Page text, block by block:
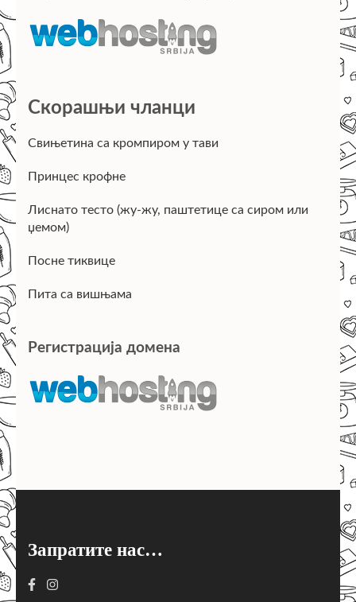
Скорашњи чланци
Свињетина са кромпиром у тави
Принцес крофне
Лиснато тесто (жу-жу, паштетице са сиром или
џемом)
Посне тиквице
Пита са вишњама
Регистрација домена
Запратите нас…